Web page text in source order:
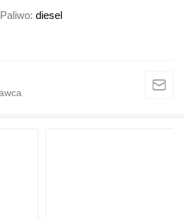
Paliwo diesel